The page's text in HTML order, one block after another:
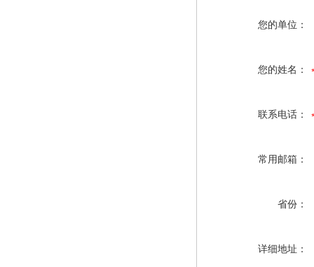
您的单位：
您的姓名：
联系电话：
常用邮箱：
省份：
详细地址：